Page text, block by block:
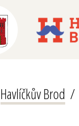
Havlíčkův Brod